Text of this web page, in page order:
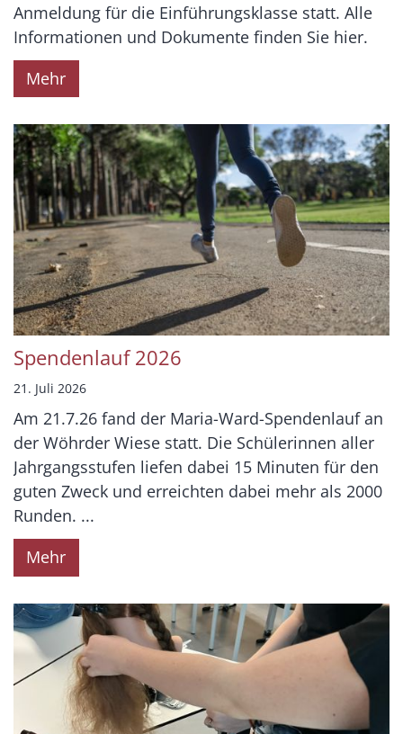
Anmeldung für die Einführungsklasse statt. Alle
Informationen und Dokumente finden Sie hier.
Mehr
Spendenlauf 2026
21. Juli 2026
Am 21.7.26 fand der Maria-Ward-Spendenlauf an
der Wöhrder Wiese statt. Die Schülerinnen aller
Jahrgangsstufen liefen dabei 15 Minuten für den
guten Zweck und erreichten dabei mehr als 2000
Runden. ...
Mehr